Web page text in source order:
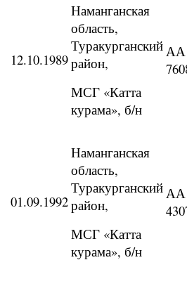
12.10.1989
Наманганская
область,
Туракурганский
район,
МСГ «Катта
курама», б/н
АА
01.09.1992
Наманганская
область,
Туракурганский
район,
МСГ «Катта
курама», б/н
АА